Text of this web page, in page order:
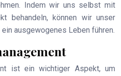
Indem wir uns selbst mit
behandeln, können wir unser
ausgewogenes Leben führen.
ist ein wichtiger Aspekt, um